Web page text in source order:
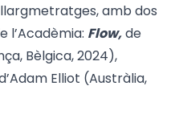
amb dos
l’Acadèmia: Flow,de
Bèlgica, 2024),
Elliot (Austràlia,